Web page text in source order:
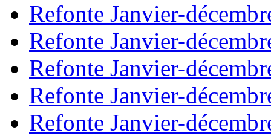
Refonte Janvier-
Refonte Janvier-
Refonte Janvier-
Refonte Janvier-
Refonte Janvier-